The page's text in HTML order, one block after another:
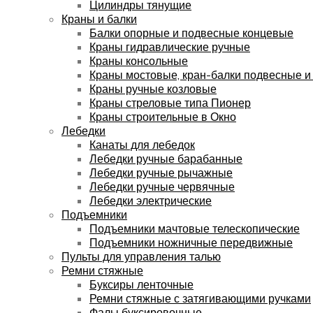
Цилиндры тянущие
Краны и балки
Балки опорные и подвесные концевые
Краны гидравлические ручные
Краны консольные
Краны мостовые, кран-балки подвесные
Краны ручные козловые
Краны стреловые типа Пионер
Краны строительные в Окно
Лебедки
Канаты для лебедок
Лебедки ручные барабанные
Лебедки ручные рычажные
Лебедки ручные червячные
Лебедки электрические
Подъемники
Подъемники мачтовые телескопические
Подъемники ножничные передвижные
Пульты для управления талью
Ремни стяжные
Буксиры ленточные
Ремни стяжные с затягивающими ручками